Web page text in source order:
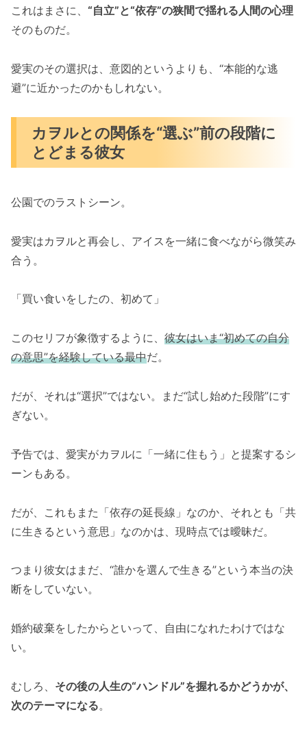
これはまさに、 “自立”と“依存”の狭間で揺れる人間の心理
そのものだ。
愛実のその選択は、意図的というよりも、“本能的な逃
避”に近かったのかもしれない。
カヲルとの関係を“選ぶ”前の段階に
とどまる彼女
公園でのラストシーン。
愛実はカヲルと再会し、アイスを一緒に食べながら微笑み
合う。
「買い食いをしたの、初めて」
このセリフが象徴するように、 彼女はいま“初めての自分
の意思”を経験している最中だ。
だが、それは“選択”ではない。まだ“試し始めた段階”にす
ぎない。
予告では、愛実がカヲルに「一緒に住もう」と提案するシ
ーンもある。
だが、これもまた「依存の延長線」なのか、それとも「共
に生きるという意思」なのかは、現時点では曖昧だ。
つまり彼女はまだ、“誰かを選んで生きる”という本当の決
断をしていない。
婚約破棄をしたからといって、自由になれたわけではな
い。
むしろ、 その後の人生の“ハンドル”を握れるかどうかが、
次のテーマになる。